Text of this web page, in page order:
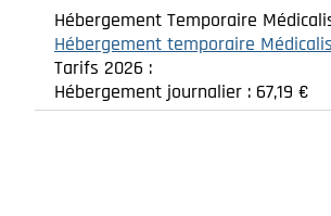
Hébergement Temporaire
Hébergement temporaire
Tarifs 2026 :
Hébergement journalier : 67,19 €